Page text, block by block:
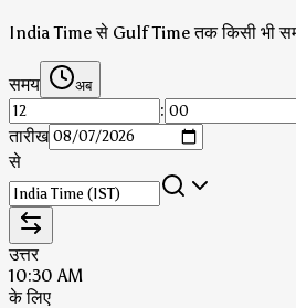
India Time से Gulf Time तक किसी भी
समय अब
:
तारीख
से
उत्तर
10:30 AM
के लिए